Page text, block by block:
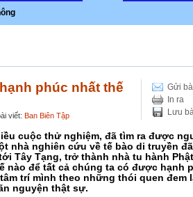
Gửi
In ra
Lưu
phúc nhất thế
viết: Ban Biên Tập
cuộc thử nghiệm, đã tìm ra được
nhà nghiên cứu về tế bào di truyền
Tây Tạng, trở thành nhà tu hành
nào để tất cả chúng ta có được hạnh
trí mình theo những thói quen đem
nguyện thật sự.